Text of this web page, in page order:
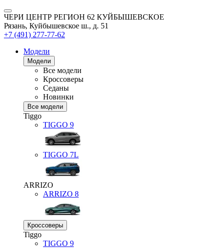
ЧЕРИ ЦЕНТР РЕГИОН 62 КУЙБЫШЕВСКОЕ
Рязань, Куйбышевское ш., д. 51
+7 (491) 277-77-62
Модели
Модели
Все модели
Кроссоверы
Седаны
Новинки
Все модели
Tiggo
TIGGO 9
TIGGO 7L
ARRIZO
ARRIZO 8
Кроссоверы
Tiggo
TIGGO 9